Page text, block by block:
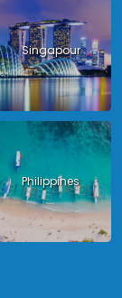
Singapour
Philippines